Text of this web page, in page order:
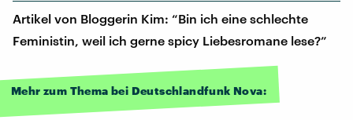
Artikel von Bloggerin Kim: “Bin ich eine schlechte
Feministin, weil ich gerne spicy Liebesromane lese?”
Mehr zum Thema bei Deutschlandfunk Nova: